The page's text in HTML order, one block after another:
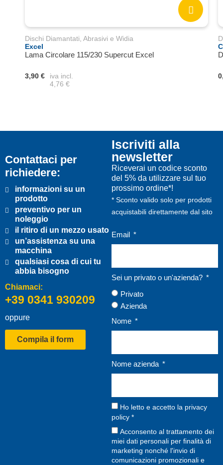
Dischi Diamantati, Abrasivi e Widia
Excel
Lama Circolare 115/230 Supercut Excel
3,90 €
iva incl.
4,76 €
Contattaci per
richiedere:
informazioni su un
prodotto
preventivo per un
noleggio
il ritiro di un mezzo usato
un’assistenza su una
macchina
qualsiasi cosa di cui tu
abbia bisogno
Chiamaci:
+39 0341 930209
oppure
Compila il form
Iscriviti alla
newsletter
Riceverai un codice sconto
del 5% da utilizzare sul tuo
prossimo ordine*!
* Sconto valido solo per prodotti
acquistabili direttamente dal sito
Email
Sei un privato o un'azienda?
Privato
Azienda
Nome
Nome azienda
Ho letto e accetto la privacy
policy *
Acconsento al trattamento dei
miei dati personali per finalità di
marketing nonché l'invio di
comunicazioni promozionali e